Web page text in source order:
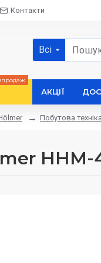
Контакти
Всі
АКЦІЇ
Побутова техніка
HHM-